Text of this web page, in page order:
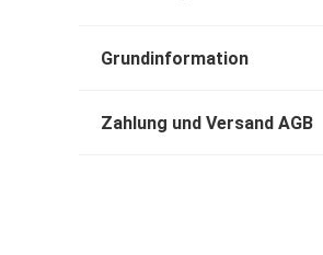
Grundinformation
Zahlung und Versand AGB